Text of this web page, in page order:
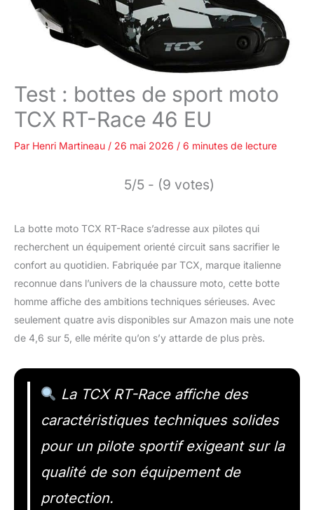
Test : bottes de sport moto
TCX RT-Race 46 EU
Par Henri Martineau / 26 mai 2026 / 6 minutes de lecture
5/5 - (9 votes)
La botte moto TCX RT-Race s’adresse aux pilotes qui
recherchent un équipement orienté circuit sans sacrifier le
confort au quotidien. Fabriquée par TCX, marque italienne
reconnue dans l’univers de la chaussure moto, cette botte
homme affiche des ambitions techniques sérieuses. Avec
seulement quatre avis disponibles sur Amazon mais une note
de 4,6 sur 5, elle mérite qu’on s’y attarde de plus près.
La TCX RT-Race affiche des
caractéristiques techniques solides
pour un pilote sportif exigeant sur la
qualité de son équipement de
protection.